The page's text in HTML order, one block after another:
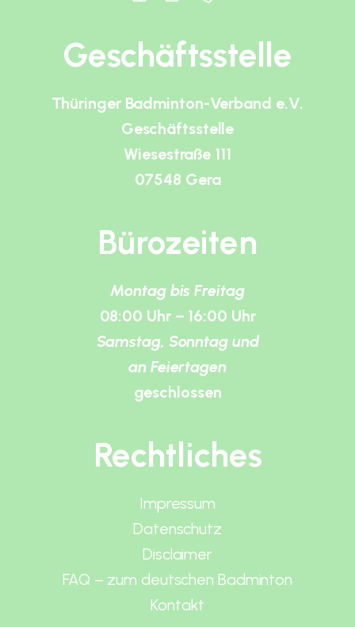
Geschäftsstelle
Thüringer Badminton-Verband e.V.
Geschäftsstelle
Wiesestraße 111
07548 Gera
Bürozeiten
Montag bis Freitag
08:00 Uhr – 16:00 Uhr
Samstag, Sonntag und
an Feiertagen
geschlossen
Rechtliches
Impressum
Datenschutz
Disclaimer
FAQ – zum deutschen Badminton
Kontakt